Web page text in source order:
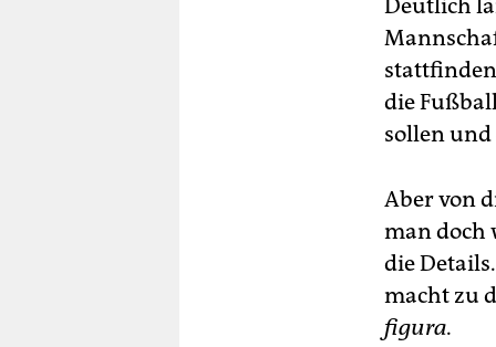
Deutlich
die
sollen
Aber von
man doch
die
macht zu
figura.